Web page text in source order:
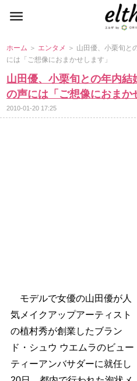
ホーム ＞ エンタメ ＞ 山田優、小栗旬
には「ご想像におまかせします」
山田優、小栗旬との年内
の声には「ご想像におまか
2010-01-20 17:25
モデルで女優の山田優が人
気メイクアップアーティスト
の植村秀が創業したブラン
ド・シュウ ウエムラのビュー
ティーアンバサダーに就任し